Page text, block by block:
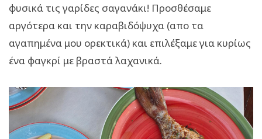
φυσικά τις γαρίδες σαγανάκι! Προσθέσαμε
αργότερα και την καραβιδόψυχα (απο τα
αγαπημένα μου ορεκτικά) και επιλέξαμε για κυρίως
ένα φαγκρί με βραστά λαχανικά.